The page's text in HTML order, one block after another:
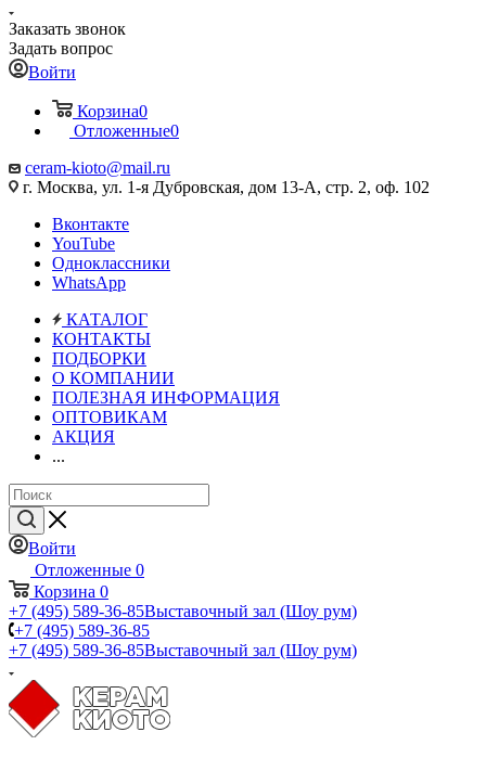
Заказать звонок
Задать вопрос
Войти
Корзина0
Отложенные0
ceram-kioto@mail.ru
г. Москва, ул. 1-я Дубровская, дом 13-А, стр. 2, оф. 102
Вконтакте
YouTube
Одноклассники
WhatsApp
КАТАЛОГ
КОНТАКТЫ
ПОДБОРКИ
О КОМПАНИИ
ПОЛЕЗНАЯ ИНФОРМАЦИЯ
ОПТОВИКАМ
АКЦИЯ
...
Войти
Отложенные 0
Корзина 0
+7 (495) 589-36-85Выставочный зал (Шоу рум)
+7 (495) 589-36-85
+7 (495) 589-36-85Выставочный зал (Шоу рум)